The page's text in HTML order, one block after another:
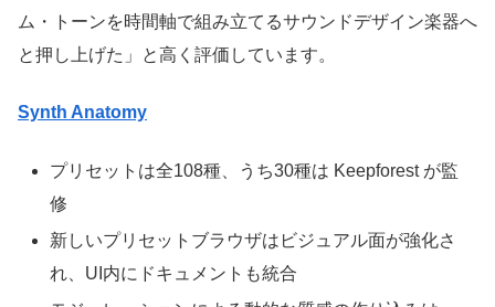
ム・トーンを時間軸で組み立てるサウンドデザイン楽器へ
と押し上げた」と高く評価しています。
Synth Anatomy
プリセットは全108種、うち30種は Keepforest が監
修
新しいプリセットブラウザはビジュアル面が強化さ
れ、UI内にドキュメントも統合